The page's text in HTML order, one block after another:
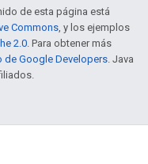
de esta página está
Commons, y los ejemplos
2.0. Para obtener más
Google Developers. Java